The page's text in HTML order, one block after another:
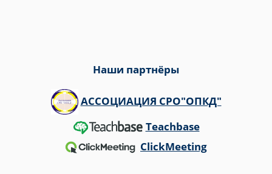
Наши партнёры
АССОЦИАЦИЯ СРО"ОПКД"
Teachbase
ClickMeeting